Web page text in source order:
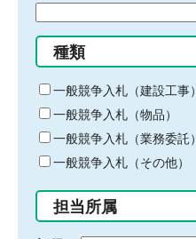
る
キ
ー
ワ
ー
ド
入
力
種類
一般競争入札（建設工事）
一般競争入札（物品）
一般競争入札（業務委託）
一般競争入札（その他）
担当所属